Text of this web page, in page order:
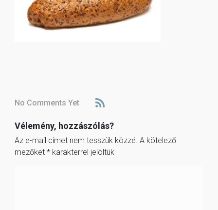
No Comments Yet
Vélemény, hozzászólás?
Az e-mail címet nem tesszük közzé. A kötelező
mezőket * karakterrel jelöltük